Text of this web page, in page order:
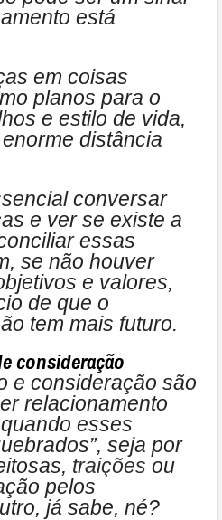
está
em coisas
planos para o
e estilo de vida,
distância
conversar
e ver se existe a
essas
se não houver
e valores,
de que o
tem mais futuro.
consideração
e consideração são
relacionamento
esses
seja por
traições ou
pelos
já sabe, né?